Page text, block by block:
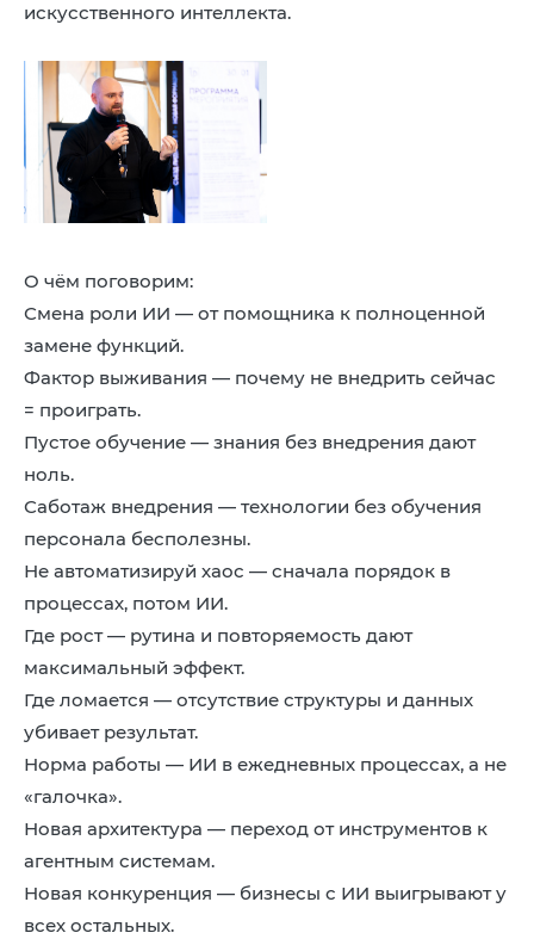
искусственного интеллекта.
О чём поговорим:
Смена роли ИИ — от помощника к полноценной
замене функций.
Фактор выживания — почему не внедрить сейчас
= проиграть.
Пустое обучение — знания без внедрения дают
ноль.
Саботаж внедрения — технологии без обучения
персонала бесполезны.
Не автоматизируй хаос — сначала порядок в
процессах, потом ИИ.
Где рост — рутина и повторяемость дают
максимальный эффект.
Где ломается — отсутствие структуры и данных
убивает результат.
Норма работы — ИИ в ежедневных процессах, а не
«галочка».
Новая архитектура — переход от инструментов к
агентным системам.
Новая конкуренция — бизнесы с ИИ выигрывают у
всех остальных.